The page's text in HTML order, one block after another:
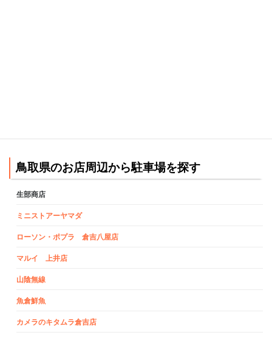
鳥取県のお店周辺から駐車場を探す
生部商店
ミニストアーヤマダ
ローソン・ポプラ 倉吉八屋店
マルイ 上井店
山陰無線
魚倉鮮魚
カメラのキタムラ倉吉店